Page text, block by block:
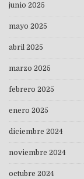
junio 2025
mayo 2025
abril 2025
marzo 2025
febrero 2025
enero 2025
diciembre 2024
noviembre 2024
octubre 2024